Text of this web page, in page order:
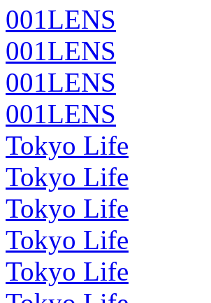
001LENS
001LENS
001LENS
001LENS
Tokyo Life
Tokyo Life
Tokyo Life
Tokyo Life
Tokyo Life